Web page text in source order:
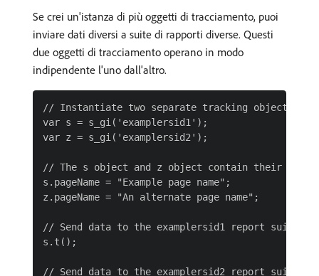
Se crei un'istanza di più oggetti di tracciamento, puoi
inviare dati diversi a suite di rapporti diverse. Questi
due oggetti di tracciamento operano in modo
indipendente l'uno dall'altro.
// Instantiate two separate tracking objects to
var s = s_gi('examplersid1');
var z = s_gi('examplersid2');
// The s object and z object contain their own
s.pageName = "Example page name";
z.pageName = "An alternate page name";
// Send data to the examplersid1 report suite
s.t();
// Send data to the examplersid2 report suite